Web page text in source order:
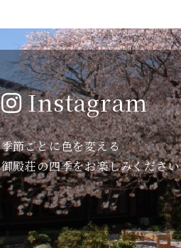
Instagram
季節ごとに色を変える
御殿荘の四季をお楽しみください